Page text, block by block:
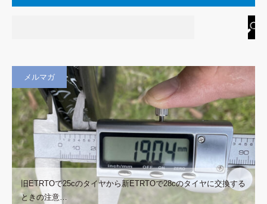
メルマガ
旧ETRTOで25cのタイヤから新ETRTOで28cのタイヤに交換する
ときの注意…